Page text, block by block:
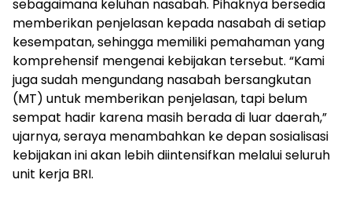
sebagaimana keluhan nasabah. Pihaknya bersedia
memberikan penjelasan kepada nasabah di setiap
kesempatan, sehingga memiliki pemahaman yang
komprehensif mengenai kebijakan tersebut. “Kami
juga sudah mengundang nasabah bersangkutan
(MT) untuk memberikan penjelasan, tapi belum
sempat hadir karena masih berada di luar daerah,”
ujarnya, seraya menambahkan ke depan sosialisasi
kebijakan ini akan lebih diintensifkan melalui seluruh
unit kerja BRI.